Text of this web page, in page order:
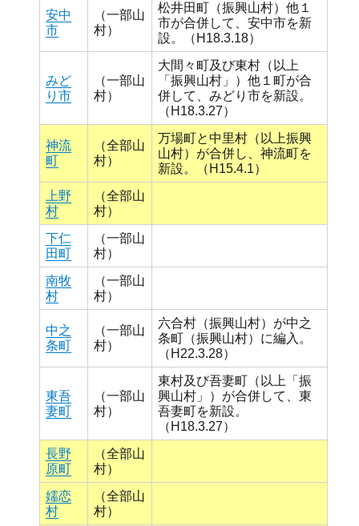
安中
市
（一部山
村）
松井田町（振興山村）他１
市が合併して、安中市を新
設。（H18.3.18）
みど
り市
（一部山
村）
大間々町及び東村（以上
「振興山村」）他１町が合
併して、みどり市を新設。
（H18.3.27）
神流
町
（全部山
村）
万場町と中里村（以上振興
山村）が合併し、神流町を
新設。（H15.4.1）
上野
村
（全部山
村）
下仁
田町
（一部山
村）
南牧
村
（一部山
村）
中之
条町
（一部山
村）
六合村（振興山村）が中之
条町（振興山村）に編入。
（H22.3.28）
東吾
妻町
（一部山
村）
東村及び吾妻町（以上「振
興山村」）が合併して、東
吾妻町を新設。
（H18.3.27）
長野
原町
（全部山
村）
嬬恋
村
（全部山
村）